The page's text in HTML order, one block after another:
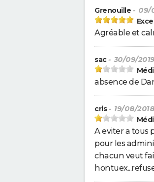
Grenouille - 09/
Agréable et
sac- 30/09/2019
absence de
cris- 19/08/2018
A eviter a tous
pour les
chacun veut